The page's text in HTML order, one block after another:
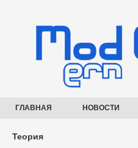
ГЛАВНАЯ НОВОСТИ
Теория